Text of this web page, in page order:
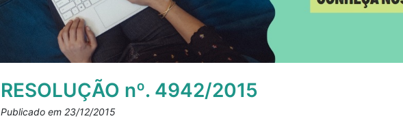
RESOLUÇÃO nº. 4942/2015
Publicado em 23/12/2015